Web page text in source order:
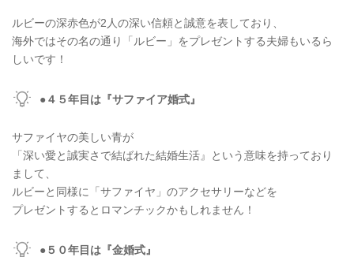
ルビーの深赤色が2人の深い信頼と誠意を表しており、
海外ではその名の通り「ルビー」をプレゼントする夫婦もいるら
しいです！
●４５年目は『サファイア婚式』
サファイヤの美しい青が
「深い愛と誠実さで結ばれた結婚生活』という意味を持っており
まして、
ルビーと同様に「サファイヤ」のアクセサリーなどを
プレゼントするとロマンチックかもしれません！
●５０年目は『金婚式』